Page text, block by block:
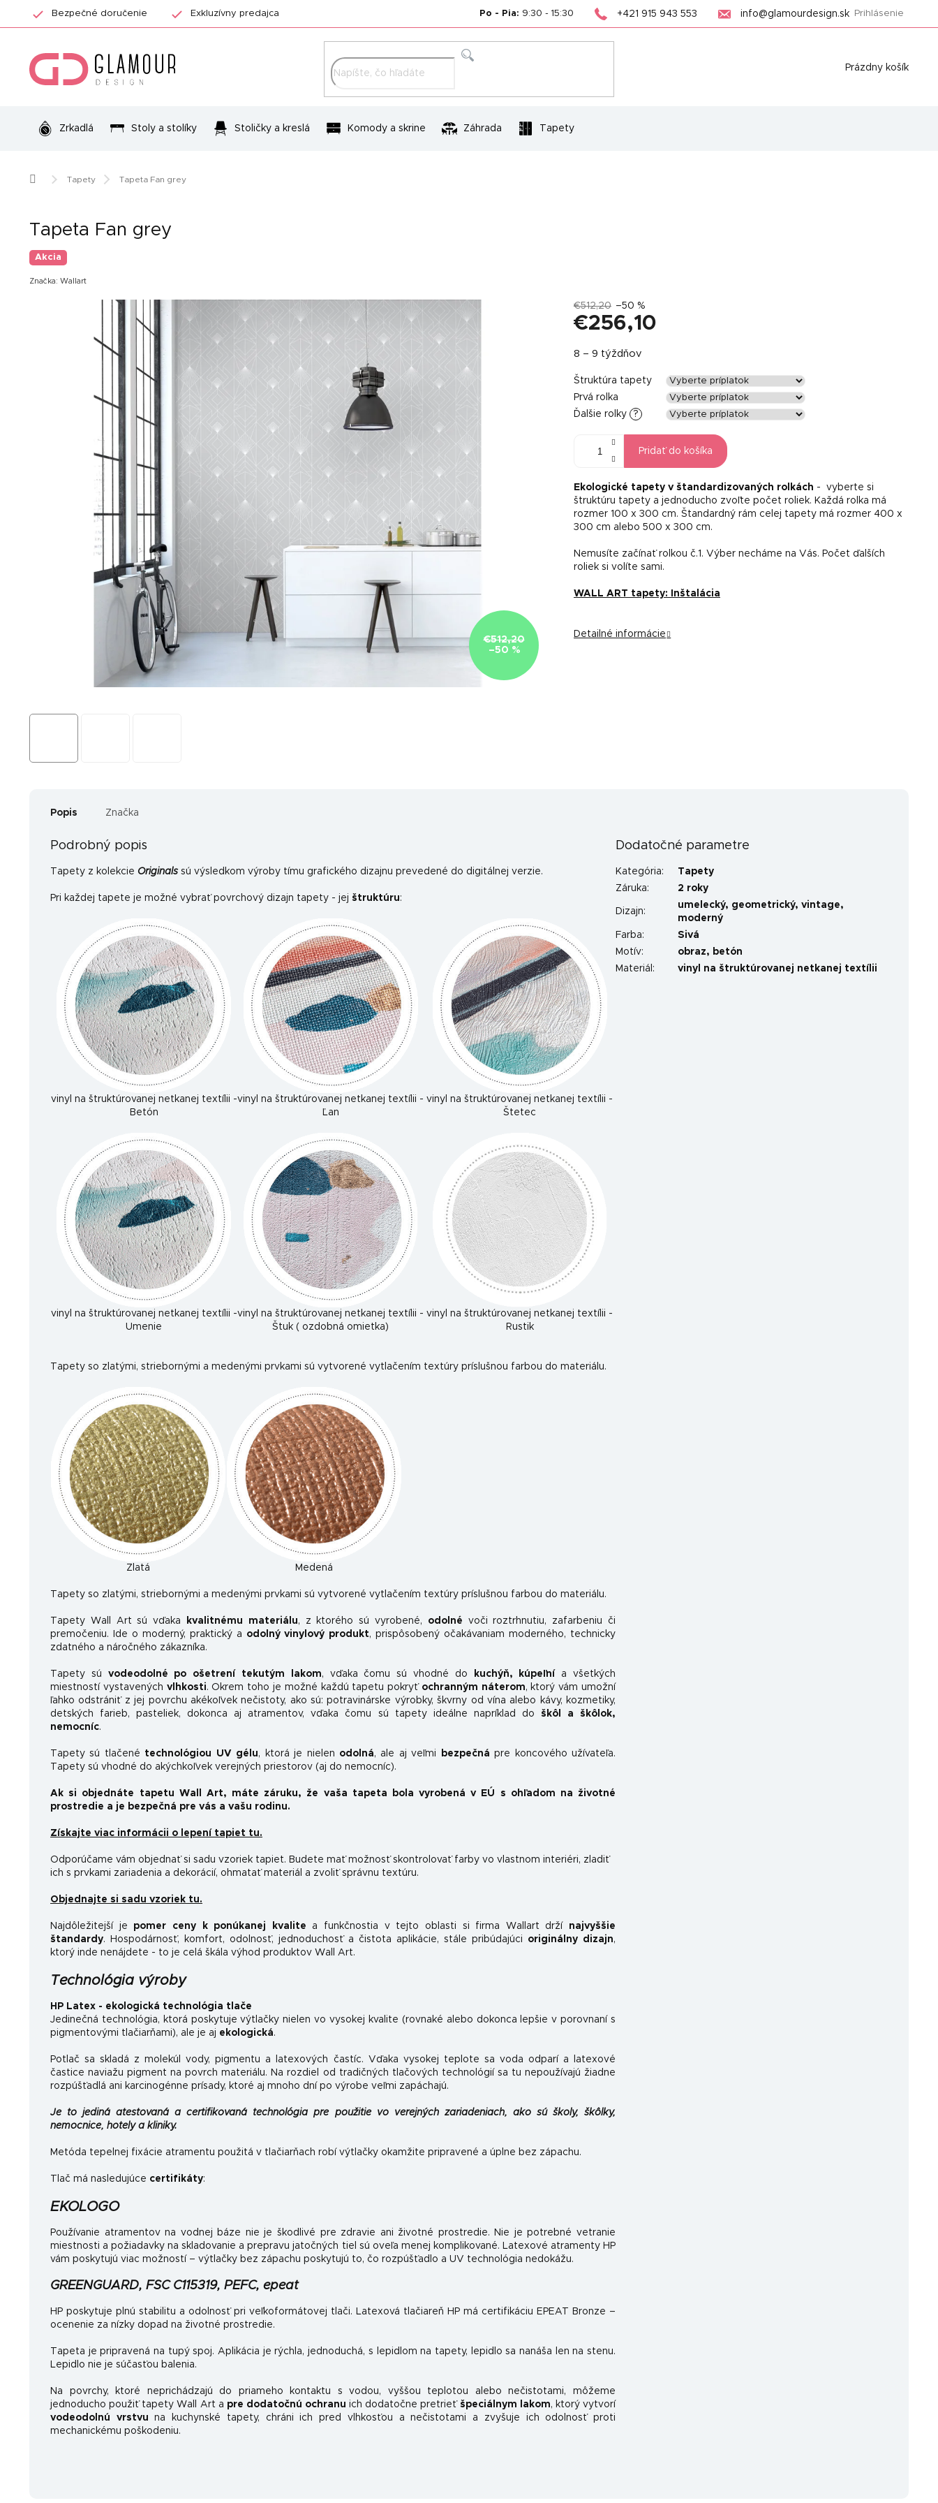
Bezpečné doručenie Exkluzívny predajca Po - Pia: 9:30 - 15:30 +421 915 943 553 info@glamourdesign.sk Prihlásenie
Nákupný
Prázdny košík
Zrkadlá Stoly a stolíky Stoličky a kreslá Komody a skrine Záhrada Tapety
DomovTapety Tapeta Fan grey
Tapeta Fan grey
Akcia
Značka: Wallart
€512,20
–50 %
€512,20 –50 %
€256,10
cena:
8 – 9 týždňov
Štruktúra tapety
Prvá rolka
Ďalšie rolky
?
Pridať do košíka
Ekologické tapety v štandardizovaných rolkách - vyberte si
štruktúru tapety a jednoducho zvoľte počet roliek. Každá rolka má
rozmer 100 x 300 cm. Štandardný rám celej tapety má rozmer 400 x
300 cm alebo 500 x 300 cm.
Nemusíte začínať rolkou č.1. Výber necháme na Vás. Počet ďalších
roliek si volíte sami.
WALL ART tapety: Inštalácia
Detailné informácie
Popis Značka
Podrobný popis
Tapety z kolekcie Originals sú výsledkom výroby tímu grafického dizajnu prevedené do digitálnej verzie.
Pri každej tapete je možné vybrať povrchový dizajn tapety - jej štruktúru:
vinyl na štruktúrovanej netkanej textílii -
Betón
vinyl na štruktúrovanej netkanej textílii -
Ľan
vinyl na štruktúrovanej netkanej textílii -
Štetec
vinyl na štruktúrovanej netkanej textílii -
Umenie
vinyl na štruktúrovanej netkanej textílii -
Štuk ( ozdobná omietka)
vinyl na štruktúrovanej netkanej textílii -
Rustik
Tapety so zlatými, striebornými a medenými prvkami sú vytvorené vytlačením textúry príslušnou farbou do materiálu.
Zlatá Medená
Tapety so zlatými, striebornými a medenými prvkami sú vytvorené vytlačením textúry príslušnou farbou do materiálu.
Tapety Wall Art sú vďaka kvalitnému materiálu, z ktorého sú vyrobené, odolné voči roztrhnutiu, zafarbeniu či
premočeniu. Ide o moderný, praktický a odolný vinylový produkt, prispôsobený očakávaniam moderného, ​​technicky
zdatného a náročného zákazníka.
Tapety sú vodeodolné po ošetrení tekutým lakom, vďaka čomu sú vhodné do kuchýň, kúpeľní
a všetkých
miestností vystavených vlhkosti. Okrem toho je možné každú tapetu pokryť ochranným náterom, ktorý vám umožní
ľahko odstrániť z jej povrchu akékoľvek nečistoty, ako sú: potravinárske výrobky, škvrny od vína alebo kávy, kozmetiky,
detských farieb, pasteliek, dokonca aj atramentov, vďaka čomu sú tapety ideálne napríklad do škôl a škôlok,
nemocníc.
Tapety sú tlačené technológiou UV gélu, ktorá je nielen odolná, ale aj veľmi bezpečná pre koncového užívateľa.
Tapety sú vhodné do akýchkoľvek verejných priestorov (aj do nemocníc).
Ak si objednáte tapetu Wall Art, máte záruku, že vaša tapeta bola vyrobená v EÚ s ohľadom na životné
prostredie a je bezpečná pre vás a vašu rodinu.
Získajte viac informácii o lepení tapiet tu.
Odporúčame vám objednať si sadu vzoriek tapiet. Budete mať možnosť skontrolovať farby vo vlastnom interiéri, zladiť
ich s prvkami zariadenia a dekorácií, ohmatať materiál a zvoliť správnu textúru.
Objednajte si sadu vzoriek tu.
Najdôležitejší je pomer ceny k ponúkanej kvalite a funkčnostia v tejto oblasti si firma Wallart drží najvyššie
štandardy. Hospodárnosť, komfort, odolnosť, jednoduchosť a čistota aplikácie, stále pribúdajúci originálny dizajn,
ktorý inde nenájdete - to je celá škála výhod produktov Wall Art.
Technológia výroby
HP Latex - ekologická technológia tlače
Jedinečná technológia, ktorá poskytuje výtlačky nielen vo vysokej kvalite (rovnaké alebo dokonca lepšie v porovnaní s
pigmentovými tlačiarňami), ale je aj ekologická.
Potlač sa skladá z molekúl vody, pigmentu a latexových častíc. Vďaka vysokej teplote sa voda odparí a latexové
častice naviažu pigment na povrch materiálu. Na rozdiel od tradičných tlačových technológií sa tu nepoužívajú žiadne
rozpúšťadlá ani karcinogénne prísady, ktoré aj mnoho dní po výrobe veľmi zapáchajú.
Je to jediná atestovaná a certifikovaná technológia pre použitie vo verejných zariadeniach, ako sú školy, škôlky,
nemocnice, hotely a kliniky.
Metóda tepelnej fixácie atramentu použitá v tlačiarňach robí výtlačky okamžite pripravené a úplne bez zápachu.
Tlač má nasledujúce certifikáty:
EKOLOGO
Používanie atramentov na vodnej báze nie je škodlivé pre zdravie ani životné prostredie. Nie je potrebné vetranie
miestnosti a požiadavky na skladovanie a prepravu jatočných tiel sú oveľa menej komplikované. Latexové atramenty HP
vám poskytujú viac možností – výtlačky bez zápachu poskytujú to, čo rozpúšťadlo a UV technológia nedokážu.
GREENGUARD, FSC C115319, PEFC, epeat
HP poskytuje plnú stabilitu a odolnosť pri veľkoformátovej tlači. Latexová tlačiareň HP má certifikáciu EPEAT Bronze –
ocenenie za nízky dopad na životné prostredie.
Tapeta je pripravená na tupý spoj. Aplikácia je rýchla, jednoduchá, s lepidlom na tapety, lepidlo sa nanáša len na stenu.
Lepidlo nie je súčasťou balenia.
Na povrchy, ktoré neprichádzajú do priameho kontaktu s vodou, vyššou teplotou alebo nečistotami, môžeme
jednoducho použiť tapety Wall Art a pre dodatočnú ochranu ich dodatočne pretrieť špeciálnym lakom, ktorý vytvorí
vodeodolnú vrstvu na kuchynské tapety, chráni ich pred vlhkosťou a nečistotami a zvyšuje ich odolnosť proti
mechanickému poškodeniu.
Dodatočné parametre
Kategória:
Tapety
Záruka: 2 roky
Dizajn:
umelecký, geometrický,vintage,
moderný
Farba:
Sivá
Motív: obraz, betón
Materiál : vinyl na štruktúrovanej netkanej textílii